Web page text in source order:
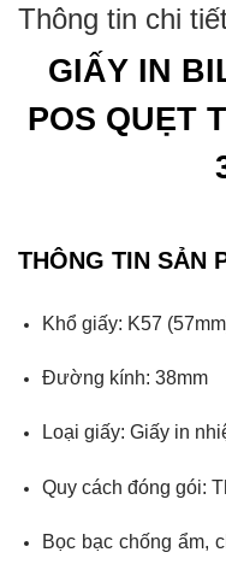
Thông tin chi
GIẤY IN
POS QUẸT
THÔNG TIN SẢN
Khổ giấy: K57
Đường kính: 38mm
Loại giấy: Giấy in
Quy cách đóng gói:
Bọc bạc chống ẩm,